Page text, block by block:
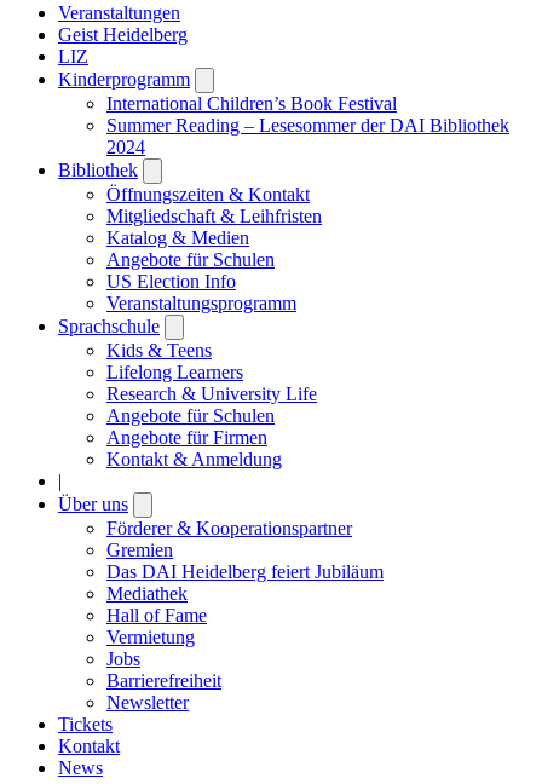
Veranstaltungen
Geist Heidelberg
LIZ
Kinderprogramm
submenu
International Children’s Book Festival
Summer Reading – Lesesommer der DAI Bibliothek
2024
Bibliothek
submenu
Öffnungszeiten & Kontakt
Mitgliedschaft & Leihfristen
Katalog & Medien
Angebote für Schulen
US Election Info
Veranstaltungsprogramm
Sprachschule
submenu
Kids & Teens
Lifelong Learners
Research & University Life
Angebote für Schulen
Angebote für Firmen
Kontakt & Anmeldung
|
Über uns
submenu
Förderer & Kooperationspartner
Gremien
Das DAI Heidelberg feiert Jubiläum
Mediathek
Hall of Fame
Vermietung
Jobs
Barrierefreiheit
Newsletter
Tickets
Kontakt
News